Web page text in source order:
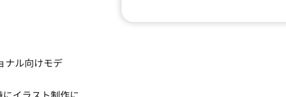
ナル向けモデ